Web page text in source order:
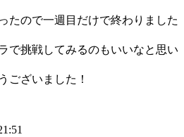
たので一週目だけで終わりました
で挑戦してみるのもいいなと思い
ございました！